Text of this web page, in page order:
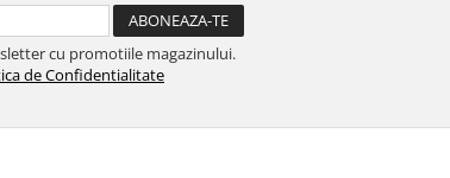
cu promotiile magazinului.
de Confidentialitate